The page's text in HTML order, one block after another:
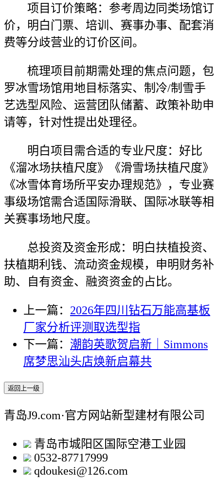
项目订价策略：参考周边同类场馆订
价，明白门票、培训、赛事办事、配套消
费等分歧营业的订价区间。
梳理项目前期需处理的焦点问题，包
罗冰雪场馆用地目标落实、制冷/制雪手
艺选型风险、运营团队储蓄、政策补助申
请等，针对性提出处理径。
明白项目需合适的专业尺度：好比
《溜冰场扶植尺度》《滑雪场扶植尺度》
《冰雪体育场所平安办理规范》，专业赛
事级场馆需合适国际滑联、国际冰联等相
关赛事场地尺度。
总投资及资金形成：明白扶植投资、
扶植期利钱、流动资金规模，申明财务补
助、自有资金、融资资金的占比。
上一篇： 2026年四川钻石万能高基板
厂家分析评测取选型指
下一篇： 潮韵英歌贺启新｜Simmons
席梦思汕头店焕新启幕共
返回上一级
青岛J9.com·官方网站新型建材有限公司
青岛市城阳区国际空港工业园
0532-87717999
qdoukesi@126.com